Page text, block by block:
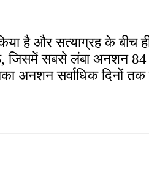
है और सत्याग्रह के बीच
जिसमें सबसे लंबा अनशन
अनशन सर्वाधिक दिनों